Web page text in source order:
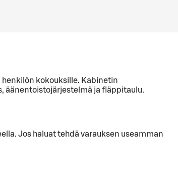
henkilön kokouksille. Kabinetin
äänentoistojärjestelmä ja fläppitaulu.
Jos haluat tehdä varauksen useamman